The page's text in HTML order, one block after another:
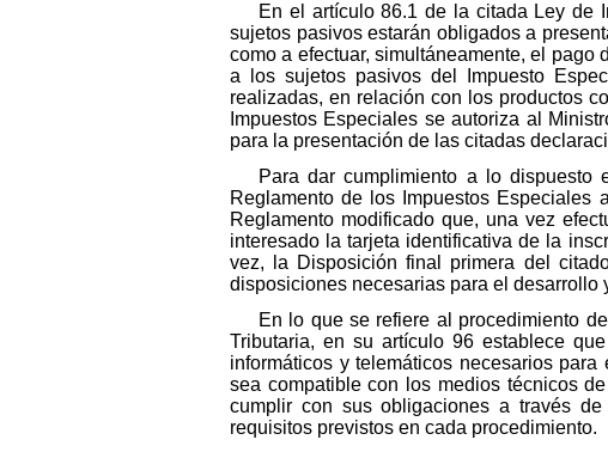
En el artículo 86.1 de la citada Ley de
sujetos pasivos estarán obligados a
como a efectuar, simultáneamente, el
a los sujetos pasivos del Impuesto
realizadas, en relación con los productos
Impuestos Especiales se autoriza al
para la presentación de las citadas
Para dar cumplimiento a lo
Reglamento de los Impuestos
Reglamento modificado que, una vez
interesado la tarjeta identificativa de la
vez, la Disposición final primera del
disposiciones necesarias para el
En lo que se refiere al procedimiento
Tributaria, en su artículo 96 establece
informáticos y telemáticos necesarios
sea compatible con los medios técnicos
cumplir con sus obligaciones a través
requisitos previstos en cada procedimiento.